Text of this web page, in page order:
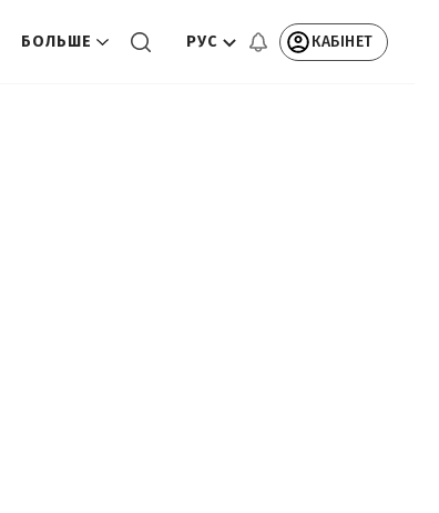
БОЛЬШЕ РУС КАБІНЕТ